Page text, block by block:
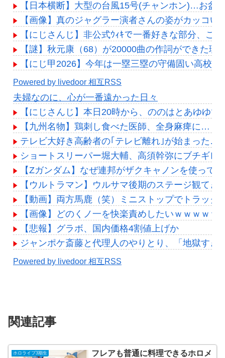
【日本横断】大型の台風15号(チャンホン)…お盆
【画像】真のジャグラー演者さんの姿がカッコい
【にじさんじ】非公式ｳｨｷで一番好きな部分、これ
【謎】秋元康（68）が20000曲の作詞ができた理
【にじ甲2026】今年は一塁三塁の守備固い高校多
Powered by livedoor 相互RSS
夫婦なのに、心が一番遠かった日々
【にじさんじ】本日20時から、ののはとあゆゆで
【九州名物】鶏刺し食べた医師、全身麻痺に…「
テレビ大好き高齢者の｢テレビ離れ｣が始まった…
ショートスリーパー堀大輔、高須幹弥にブチギレ
【Zガンダム】なぜ連邦がザクキャノンを使って
【ウルトラマン】ウルサマ後期のステージ観てき
【動画】両方馬鹿（笑）ミニストップでトラッ
【画像】どのくノ一を快楽責めしたいｗｗｗｗｗ
【悲報】グラボ、国内価格4割値上げか
ジャンポケ斎藤と代理人のやりとり、「地獄す
Powered by livedoor 相互RSS
関連記事
ホロライブ3期生
フレアも普通に料理できるホロメ